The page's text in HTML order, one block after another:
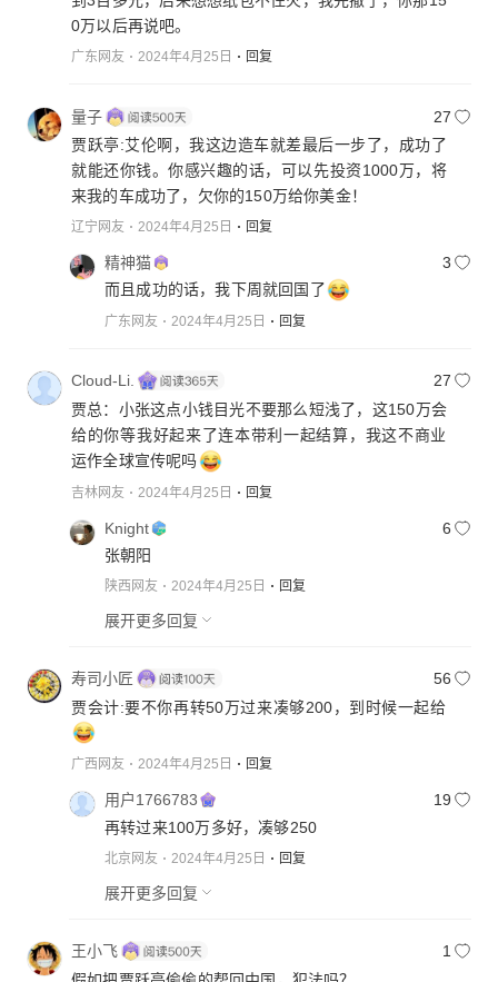
0万以后再说吧。
广东网友 2024年4月25日 回复
量子
27
贾跃亭:艾伦啊，我这边造车就差最后一步了，成功了
就能还你钱。你感兴趣的话，可以先投资1000万，将
来我的车成功了，欠你的150万给你美金！
辽宁网友 2024年4月25日 回复
精神猫
3
而且成功的话，我下周就回国了
广东网友 2024年4月25日 回复
Cloud-Li.
27
贾总：小张这点小钱目光不要那么短浅了，这150万会
给的你等我好起来了连本带利一起结算，我这不商业
运作全球宣传呢吗
吉林网友 2024年4月25日 回复
Knight
6
张朝阳
陕西网友 2024年4月25日 回复
展开更多回复
寿司小匠
56
贾会计:要不你再转50万过来凑够200，到时候一起给
广西网友 2024年4月25日 回复
用户1766783
19
再转过来100万多好，凑够250
北京网友 2024年4月25日 回复
展开更多回复
王小飞
1